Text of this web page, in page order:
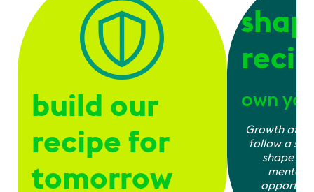
build our
recipe for
tomorrow
own
Growth at
follow a
shape